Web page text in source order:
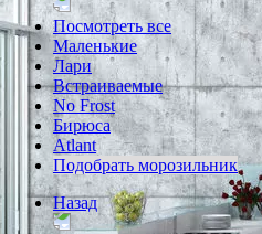
Посмотреть все
Маленькие
Лари
Встраиваемые
No Frost
Бирюса
Atlant
Подобрать морозильник
Назад